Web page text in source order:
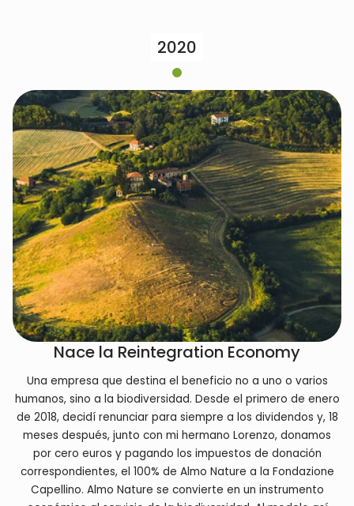
2020
Nace la Reintegration Economy
Una empresa que destina el beneficio no a uno o varios
humanos, sino a la biodiversidad. Desde el primero de enero
de 2018, decidí renunciar para siempre a los dividendos y, 18
meses después, junto con mi hermano Lorenzo, donamos
por cero euros y pagando los impuestos de donación
correspondientes, el 100% de Almo Nature a la Fondazione
Capellino. Almo Nature se convierte en un instrumento